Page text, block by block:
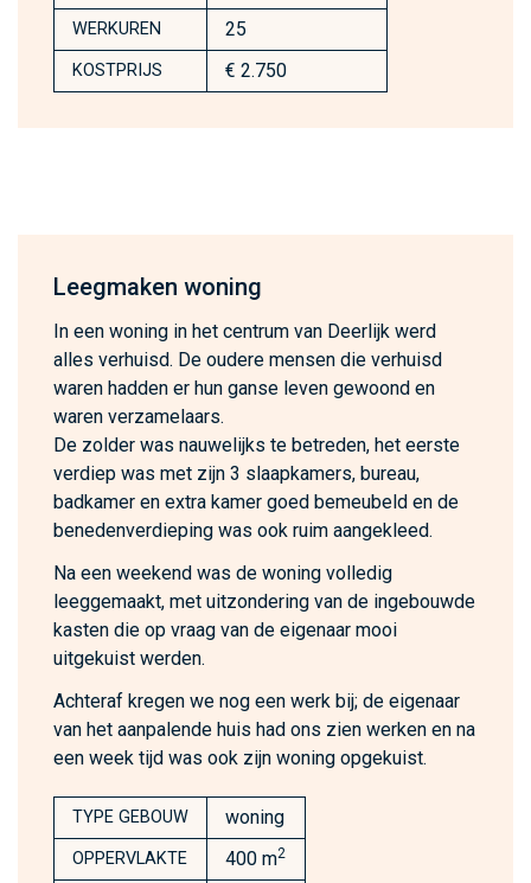
WERKUREN 25
KOSTPRIJS € 2.750
Leegmaken woning
In een woning in het centrum van Deerlijk werd
alles verhuisd. De oudere mensen die verhuisd
waren hadden er hun ganse leven gewoond en
waren verzamelaars.
De zolder was nauwelijks te betreden, het eerste
verdiep was met zijn 3 slaapkamers, bureau,
badkamer en extra kamer goed bemeubeld en de
benedenverdieping was ook ruim aangekleed.
Na een weekend was de woning volledig
leeggemaakt, met uitzondering van de ingebouwde
kasten die op vraag van de eigenaar mooi
uitgekuist werden.
Achteraf kregen we nog een werk bij; de eigenaar
van het aanpalende huis had ons zien werken en na
een week tijd was ook zijn woning opgekuist.
TYPE GEBOUW woning
OPPERVLAKTE 400 m2